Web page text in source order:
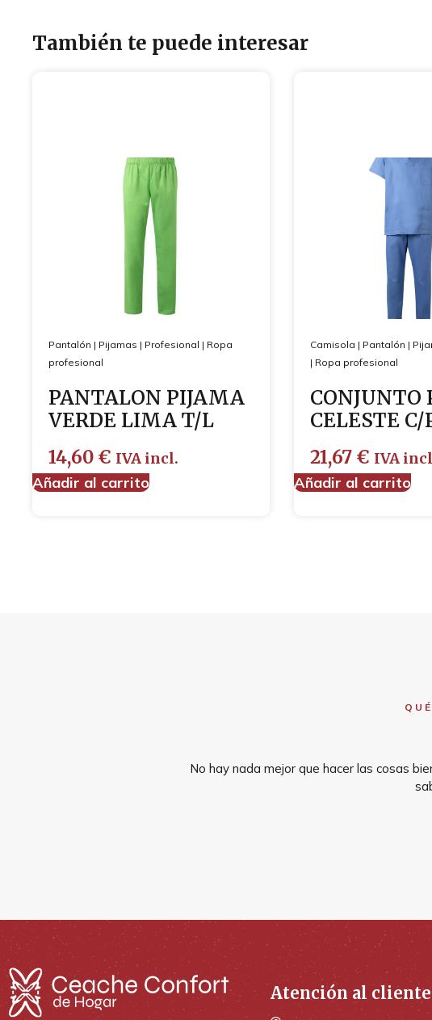
También te puede interesar
Pantalón | Pijamas | Profesional | Ropa
profesional
PANTALON PIJAMA
VERDE LIMA T/L
14,60 € IVA incl.
Añadir al carrito
Camisola | Pantalón |
| Ropa profesional
CONJUNTO
CELESTE
21,67 € IVA
Añadir al carrito
No hay nada mejor que hacer las cosas
Atención al cliente